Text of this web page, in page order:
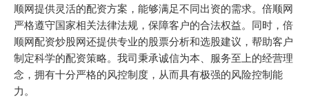
顺网提供灵活的配资方案，能够满足不同出资的需求。倍顺网
严格遵守国家相关法律法规，保障客户的合法权益。同时，倍
顺网配资炒股网还提供专业的股票分析和选股建议，帮助客户
制定科学的配资策略。我司秉承诚信为本、服务至上的经营理
念，拥有十分严格的风控制度，从而具有极强的风险控制能
力。